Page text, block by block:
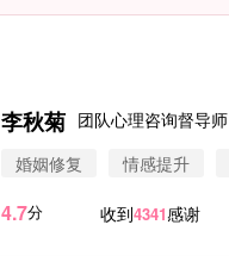
李秋菊 团队心理咨询督导师
婚姻修复
情感提升
4.7分 收到4341感谢